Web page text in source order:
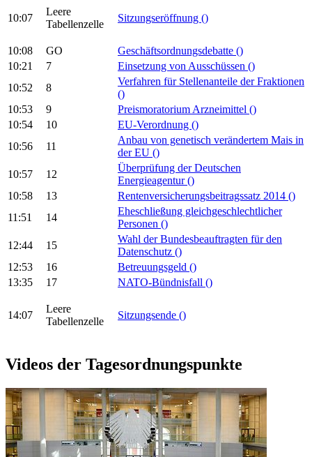
10:07
Leere
Tabellenzelle
Sitzungseröffnung ()
10:08 GO Geschäftsordnungsdebatte ()
10:21
7 Einsetzung von Ausschüssen ()
10:52
8
Verfahren für Stellenanteile der Fraktionen
()
10:53
9 Preismoratorium Arzneimittel ()
10:54
10 EU-Verordnung ()
10:56
11
Anbau von genetisch verändertem Mais in
der EU ()
10:57
12
Überprüfung der Deutschen
Energieagentur()
10:58
13 Rentenversicherungsbeitragssatz 2014 ()
11:51
14
Eheschließung gleichgeschlechtlicher
Personen ()
12:44
15
Wahl der Bundesbeauftragten für den
Datenschutz ()
12:53
16 Betreuungsgeld ()
13:35
17 NATO-Bündnisfall ()
14:07
Leere
Tabellenzelle
Sitzungsende ()
Videos der Tagesordnungspunkte